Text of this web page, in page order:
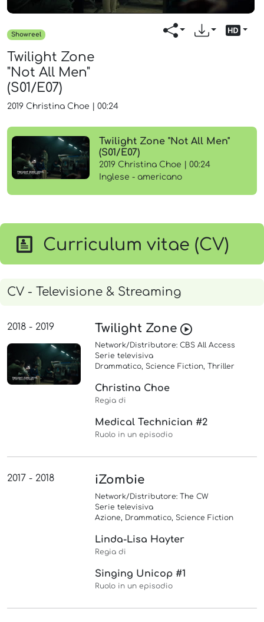
Showreel
Twilight Zone
"Not All Men"
(S01/E07)
2019 Christina Choe 00:24
Twilight Zone "Not All Men"
(S01/E07)
2019 Christina Choe | 00:24
Inglese - americano
Curriculum vitae (CV)
CV - Televisione & Streaming
2018 - 2019 Twilight Zone
Network/Distributore: CBS All Access
Serie televisiva
Drammatico, Science Fiction, Thriller
Christina Choe
Regia di
Medical Technician #2
Ruolo in un episodio
2017 - 2018 iZombie
Network/Distributore: The CW
Serie televisiva
Azione, Drammatico, Science Fiction
Linda-Lisa Hayter
Regia di
Singing Unicop #1
Ruolo in un episodio